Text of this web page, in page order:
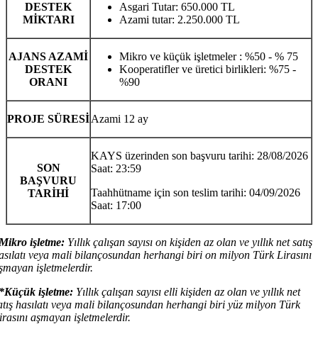
DESTEK
MİKTARI
Asgari Tutar: 650.000 TL
Azami tutar: 2.250.000 TL
AJANS AZAMİ
DESTEK
ORANI
Mikro ve küçük işletmeler : %50 - % 75
Kooperatifler ve üretici birlikleri: %75 -
%90
PROJE SÜRESİAzami 12 ay
SON
BAŞVURU
TARİHİ
KAYS üzerinden son başvuru tarihi: 28/08/2026
Saat: 23:59
Taahhütname için son teslim tarihi: 04/09/2026
Saat: 17:00
işletme: Yıllık çalışan sayısı on kişiden az olan ve yıllık net satış
veya mali bilançosundan herhangi biri on milyon Türk Lirasını
işletmelerdir.
işletme: Yıllık çalışan sayısı elli kişiden az olan ve yıllık net
hasılatı veya mali bilançosundan herhangi biri yüz milyon Türk
aşmayan işletmelerdir.